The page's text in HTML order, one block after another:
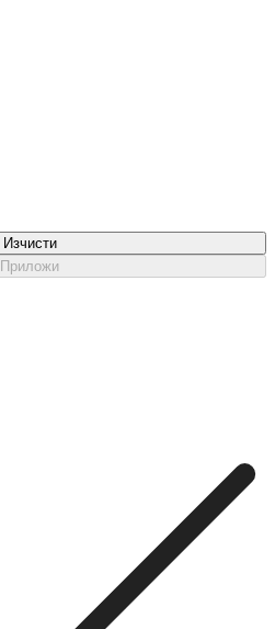
Изчисти
Приложи